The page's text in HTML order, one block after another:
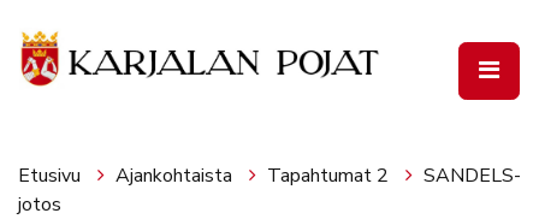
Etusivu Ajankohtaista Tapahtumat 2
SANDELS-
jotos